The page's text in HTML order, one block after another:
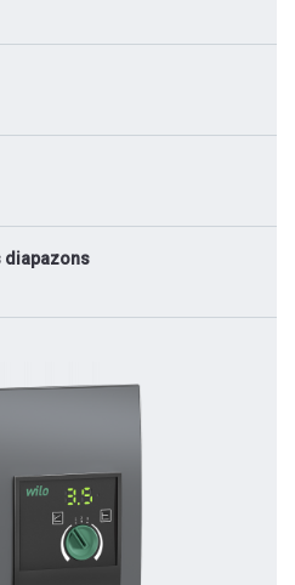
diapazons